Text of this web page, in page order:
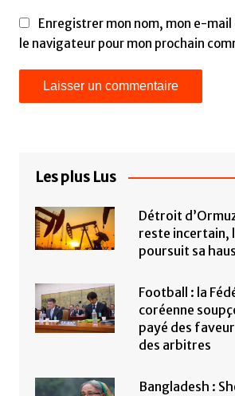
Enregistrer mon nom, mon e-
le navigateur pour mon prochain
Les plus Lus
Détroit
reste incertain,
poursuit sa
Football : la
coréenne
payé des
des arbitres
Bangladesh :